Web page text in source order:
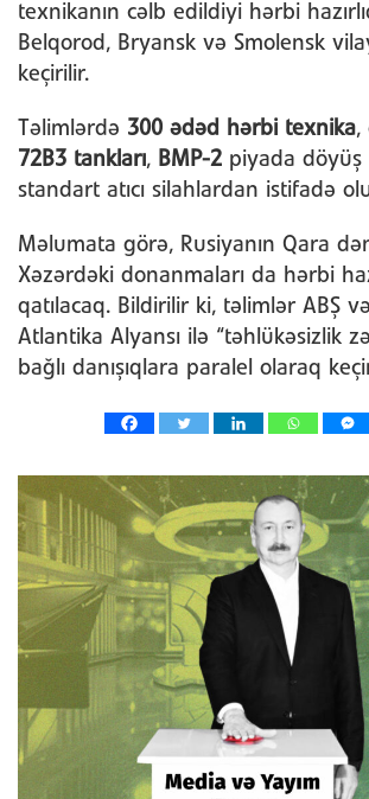
texnikanın cəlb edildiyi hərbi
Belqorod, Bryansk və Smolensk
keçirilir.
Təlimlərdə 300 ədəd hərbi texnika,
72B3 tankları, BMP-2 piyada döyüş
standart atıcı silahlardan istifadə
Məlumata görə, Rusiyanın Qara
Xəzərdəki donanmaları da hərbi
qatılacaq. Bildirilir ki, təlimlər ABŞ
Atlantika Alyansı ilə “təhlükəsizlik
bağlı danışıqlara paralel olaraq